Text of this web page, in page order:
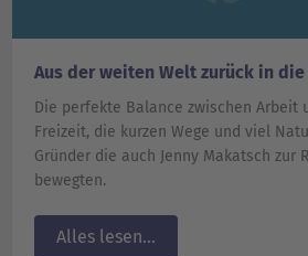
Aus der weiten Welt zurück in
Die perfekte Balance zwischen Arbeit
Freizeit, die kurzen Wege und viel
Gründer die auch Jenny Makatsch zur
bewegten.
Alles lesen...